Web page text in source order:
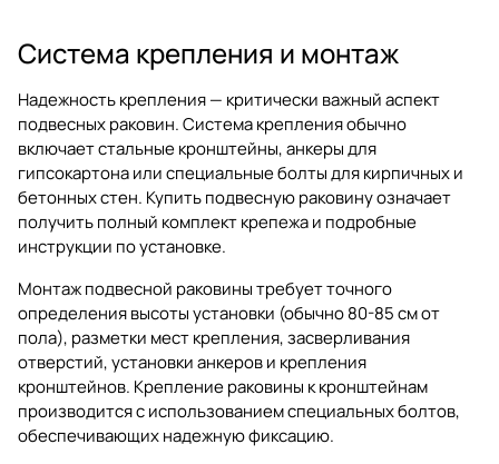
Система крепления и монтаж
Надежность крепления — критически важный аспект
подвесных раковин. Система крепления обычно
включает стальные кронштейны, анкеры для
гипсокартона или специальные болты для кирпичных и
бетонных стен. Купить подвесную раковину означает
получить полный комплект крепежа и подробные
инструкции по установке.
Монтаж подвесной раковины требует точного
определения высоты установки (обычно 80-85 см от
пола), разметки мест крепления, засверливания
отверстий, установки анкеров и крепления
кронштейнов. Крепление раковины к кронштейнам
производится с использованием специальных болтов,
обеспечивающих надежную фиксацию.